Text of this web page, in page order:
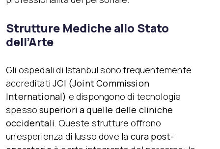
Strutture Mediche allo Stato
dell’Arte
Gli ospedali di Istanbul sono frequentemente
accreditatiJCI (Joint Commission
International) e dispongono di tecnologie
spessosuperiori a quelle delle cliniche
occidentali. Queste strutture offrono
un’esperienza di lusso dove la cura post-